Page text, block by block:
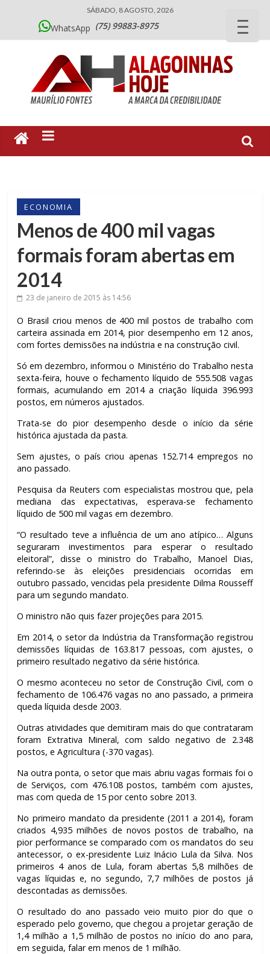
SÁBADO, 8 AGOSTO, 2026
WhatsApp (75) 99883-8975
ECONOMIA
Menos de 400 mil vagas
formais foram abertas em
2014
23 de janeiro de 2015 às 14:56
O Brasil criou menos de 400 mil postos de trabalho com
carteira assinada em 2014, pior desempenho em 12 anos,
com fortes demissões na indústria e na construção civil.
Só em dezembro, informou o Ministério do Trabalho nesta
sexta-feira, houve o fechamento líquido de 555.508 vagas
formais, acumulando em 2014 a criação líquida 396.993
postos, em números ajustados.
Trata-se do pior desempenho desde o início da série
histórica ajustada da pasta.
Sem ajustes, o país criou apenas 152.714 empregos no
ano passado.
Pesquisa da Reuters com especialistas mostrou que, pela
mediana das expectativas, esperava-se fechamento
líquido de 500 mil vagas em dezembro.
“O resultado teve a influência de um ano atípico… Alguns
seguraram investimentos para esperar o resultado
eleitoral”, disse o ministro do Trabalho, Manoel Dias,
referindo-se às eleições presidenciais ocorridas em
outubro passado, vencidas pela presidente Dilma Rousseff
para um segundo mandato.
O ministro não quis fazer projeções para 2015.
Em 2014, o setor da Indústria da Transformação registrou
demissões líquidas de 163.817 pessoas, com ajustes, o
primeiro resultado negativo da série histórica.
O mesmo aconteceu no setor de Construção Civil, com o
fechamento de 106.476 vagas no ano passado, a primeira
queda líquida desde 2003.
Outras atividades que demitiram mais do que contrataram
foram Extrativa Mineral, com saldo negativo de 2.348
postos, e Agricultura (-370 vagas).
Na outra ponta, o setor que mais abriu vagas formais foi o
de Serviços, com 476.108 postos, também com ajustes,
mas com queda de 15 por cento sobre 2013.
No primeiro mandato da presidente (2011 a 2014), foram
criados 4,935 milhões de novos postos de trabalho, na
pior performance se comparado com os mandatos do seu
antecessor, o ex-presidente Luiz Inácio Lula da Silva. Nos
primeiros 4 anos de Lula, foram abertas 5,8 milhões de
vagas líquidas e, no segundo, 7,7 milhões de postos já
descontadas as demissões.
O resultado do ano passado veio muito pior do que o
esperado pelo governo, que chegou a projetar geração de
1,4 milhão a 1,5 milhão de postos no início do ano para,
em seguida, falar em menos de 1 milhão.